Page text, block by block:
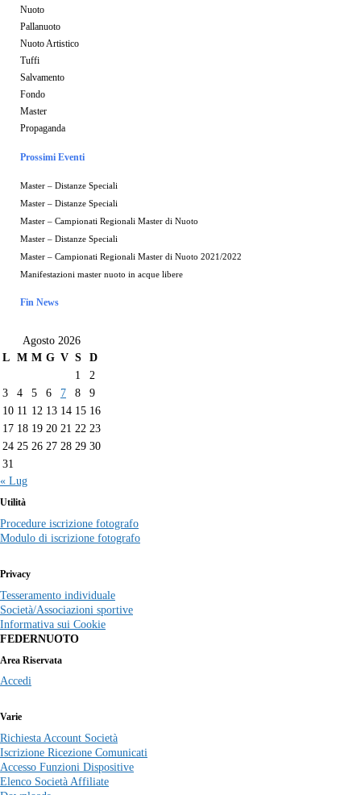
Nuoto
Pallanuoto
Nuoto Artistico
Tuffi
Salvamento
Fondo
Master
Propaganda
Prossimi Eventi
Master – Distanze Speciali
Master – Distanze Speciali
Master – Campionati Regionali Master di Nuoto
Master – Distanze Speciali
Master – Campionati Regionali Master di Nuoto 2021/2022
Manifestazioni master nuoto in acque libere
Fin News
Agosto 2026
L M M G V S
D
1
2
3
4 5 6 7 8
9
10 11 12 13 14 15 16
17 18 19 20 21 22 23
24 25 26 27 28 29 30
31
« Lug
Utilità
Procedure iscrizione fotografo
Modulo di iscrizione fotografo
Privacy
Tesseramento individuale
Società/Associazioni sportive
Informativa sui Cookie
FEDERNUOTO
Area Riservata
Accedi
Varie
Richiesta Account Società
Iscrizione Ricezione Comunicati
Accesso Funzioni Dispositive
Elenco Società Affiliate